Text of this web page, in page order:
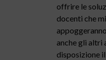
offrire le
docenti che
anche gli altri
disposizione